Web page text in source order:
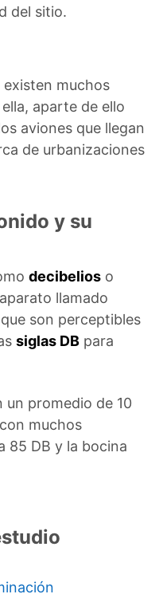
del sitio.
muchos
aparte de ello
aviones que llegan
de urbanizaciones
y su
decibelios o
llamado
son perceptibles
siglas DB para
un promedio de 10
muchos
85 DB y la bocina